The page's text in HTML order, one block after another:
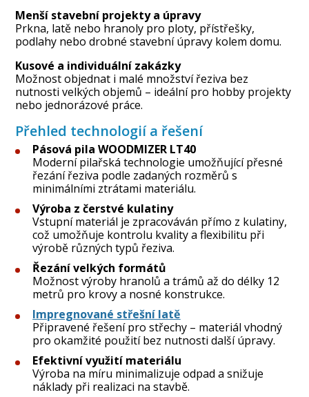
Menší stavební projekty a úpravy
Prkna, latě nebo hranoly pro ploty, přístřešky,
podlahy nebo drobné stavební úpravy kolem domu.
Kusové a individuální zakázky
Možnost objednat i malé množství řeziva bez
nutnosti velkých objemů – ideální pro hobby projekty
nebo jednorázové práce.
Přehled technologií a řešení
Pásová pila WOODMIZER LT40
Moderní pilařská technologie umožňující přesné
řezání řeziva podle zadaných rozměrů s
minimálními ztrátami materiálu.
Výroba z čerstvé kulatiny
Vstupní materiál je zpracováván přímo z kulatiny,
což umožňuje kontrolu kvality a flexibilitu při
výrobě různých typů řeziva.
Řezání velkých formátů
Možnost výroby hranolů a trámů až do délky 12
metrů pro krovy a nosné konstrukce.
Impregnované střešní latě
Připravené řešení pro střechy – materiál vhodný
pro okamžité použití bez nutnosti další úpravy.
Efektivní využití materiálu
Výroba na míru minimalizuje odpad a snižuje
náklady při realizaci na stavbě.